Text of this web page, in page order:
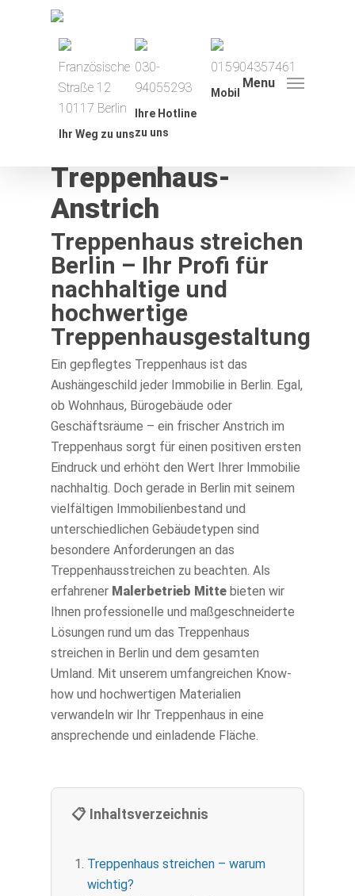
Menu
Französische
Straße 12
10117 Berlin
Ihr Weg zu uns
030-
94055293
Ihre Hotline
zu uns
015904357461
Mobil
Angebot einholen
Leistungen
Referenzen
Farbkatalog
Blog
Kontakt
Treppenhaus
streichen Berlin –
Professioneller
Treppenhaus-
Anstrich
Treppenhaus streichen
Berlin – Ihr Profi für
nachhaltige und
hochwertige
Treppenhausgestaltung
Ein gepflegtes Treppenhaus ist das
Aushängeschild jeder Immobilie in Berlin. Egal,
ob Wohnhaus, Bürogebäude oder
Geschäftsräume – ein frischer Anstrich im
Treppenhaus sorgt für einen positiven ersten
Eindruck und erhöht den Wert Ihrer Immobilie
nachhaltig. Doch gerade in Berlin mit seinem
vielfältigen Immobilienbestand und
unterschiedlichen Gebäudetypen sind
besondere Anforderungen an das
Treppenhausstreichen zu beachten. Als
erfahrener Malerbetrieb Mitte bieten wir
Ihnen professionelle und maßgeschneiderte
Lösungen rund um das Treppenhaus
streichen in Berlin und dem gesamten
Umland. Mit unserem umfangreichen Know-
how und hochwertigen Materialien
verwandeln wir Ihr Treppenhaus in eine
ansprechende und einladende Fläche.
📋 Inhaltsverzeichnis
Treppenhaus streichen – warum
wichtig?